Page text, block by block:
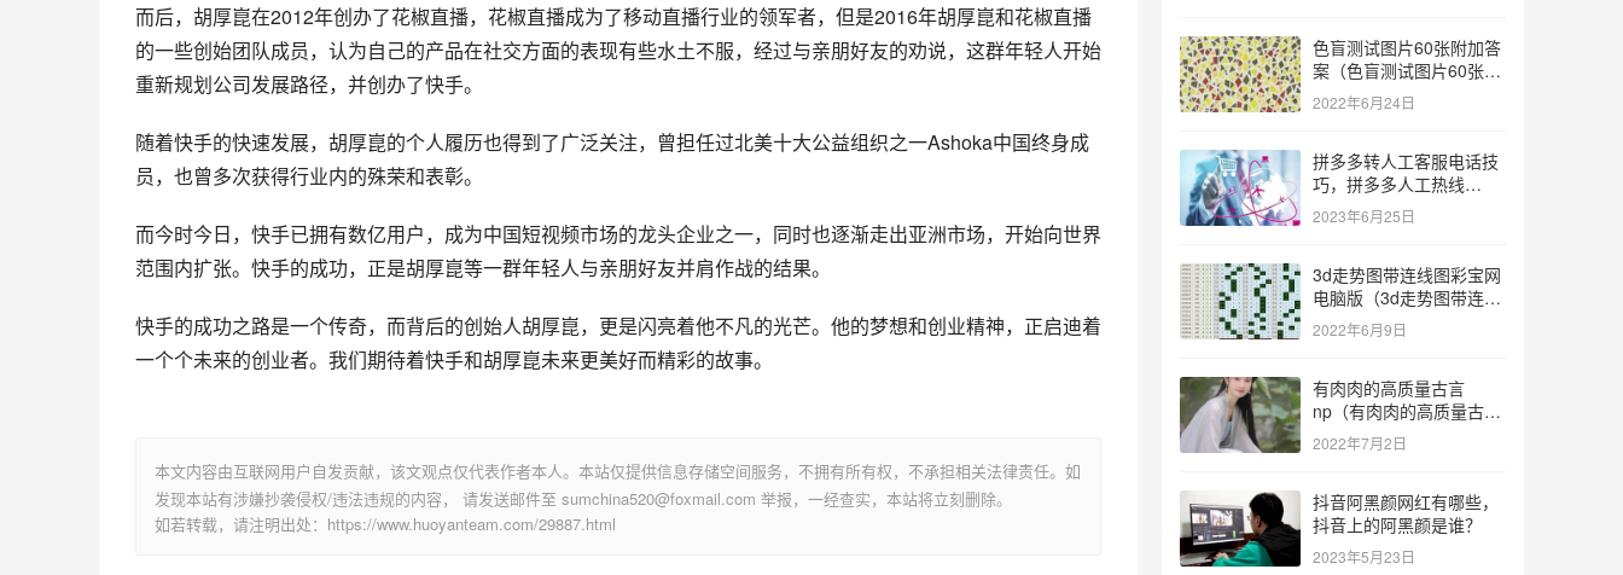
而后，胡厚崑在2012年创办了花椒直播，花椒直播成为了移动直播行业的领军者，但是2016年胡厚崑和花椒直播
的一些创始团队成员，认为自己的产品在社交方面的表现有些水土不服，经过与亲朋好友的劝说，这群年轻人开始
重新规划公司发展路径，并创办了快手。
随着快手的快速发展，胡厚崑的个人履历也得到了广泛关注，曾担任过北美十大公益组织之一Ashoka中国终身成
员，也曾多次获得行业内的殊荣和表彰。
而今时今日，快手已拥有数亿用户，成为中国短视频市场的龙头企业之一，同时也逐渐走出亚洲市场，开始向世界
范围内扩张。快手的成功，正是胡厚崑等一群年轻人与亲朋好友并肩作战的结果。
快手的成功之路是一个传奇，而背后的创始人胡厚崑，更是闪亮着他不凡的光芒。他的梦想和创业精神，正启迪着
一个个未来的创业者。我们期待着快手和胡厚崑未来更美好而精彩的故事。
本文内容由互联网用户自发贡献，该文观点仅代表作者本人。本站仅提供信息存储空间服务，不拥有所有权，不承担相关法律责任。如
发现本站有涉嫌抄袭侵权/违法违规的内容， 请发送邮件至 sumchina520@foxmail.com 举报，一经查实，本站将立刻删除。
如若转载，请注明出处：https://www.huoyanteam.com/29887.html
色盲测试图片60张附加答
案（色盲测试图片60张复
杂）
2022年6月24日
拼多多转人工客服电话技
巧，拼多多人工热线
9541344？
2023年6月25日
3d走势图带连线图彩宝网
电脑版（3d走势图带连线
图彩宝网手机版）
2022年6月9日
有肉肉的高质量古言
np（有肉肉的高质量古言
np推荐）
2022年7月2日
抖音阿黑颜网红有哪些，
抖音上的阿黑颜是谁？
2023年5月23日